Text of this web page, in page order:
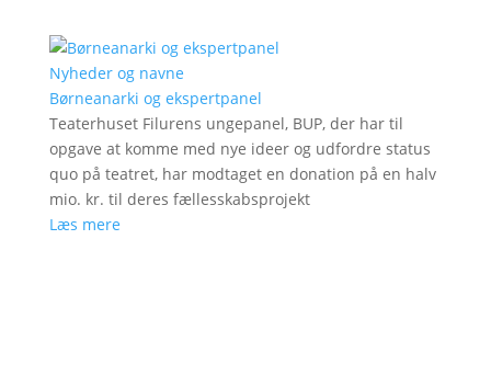
Nyheder og navne
Børneanarki og ekspertpanel
Teaterhuset Filurens ungepanel, BUP, der har til
opgave at komme med nye ideer og udfordre status
quo på teatret, har modtaget en donation på en halv
mio. kr. til deres fællesskabsprojekt
Læs mere